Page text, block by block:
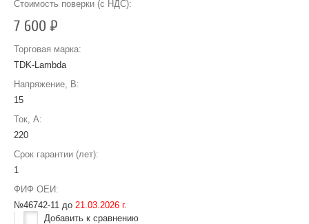
Стоимость поверки (с НДС):
7 600Р
Торговая марка:
TDK-Lambda
Напряжение, В:
15
Ток, А:
220
Срок гарантии (лет):
1
ФИФ ОЕИ:
№46742-11 до 21.03.2026 г.
Добавить к сравнению